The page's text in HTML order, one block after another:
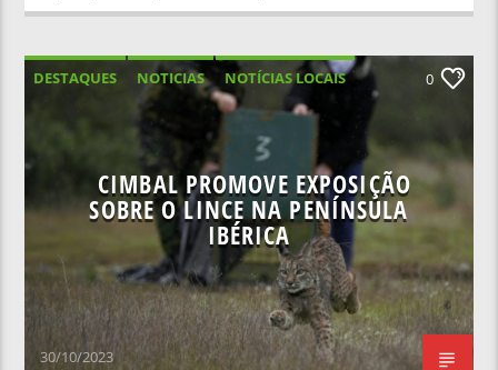
DESTAQUES NOTICIAS
NOTÍCIAS LOCAIS
NOTÍCIAS NACIONAIS
0
CIMBAL PROMOVE EXPOSIÇÃO
SOBRE O LINCE NA PENÍNSULA
IBÉRICA
30/10/2023